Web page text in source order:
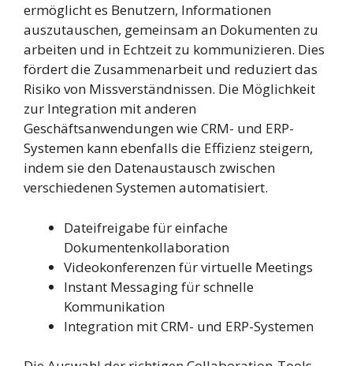
ermöglicht es Benutzern, Informationen
auszutauschen, gemeinsam an Dokumenten zu
arbeiten und in Echtzeit zu kommunizieren. Dies
fördert die Zusammenarbeit und reduziert das
Risiko von Missverständnissen. Die Möglichkeit
zur Integration mit anderen
Geschäftsanwendungen wie CRM- und ERP-
Systemen kann ebenfalls die Effizienz steigern,
indem sie den Datenaustausch zwischen
verschiedenen Systemen automatisiert.
Dateifreigabe für einfache
Dokumentenkollaboration
Videokonferenzen für virtuelle Meetings
Instant Messaging für schnelle
Kommunikation
Integration mit CRM- und ERP-Systemen